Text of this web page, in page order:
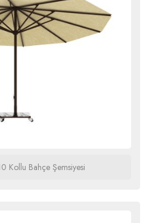
Kollu Bahçe Şemsiyesi